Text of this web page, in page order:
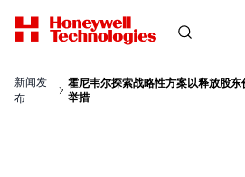
新闻发
布
霍尼韦尔探索战略性方案以释放股
举措